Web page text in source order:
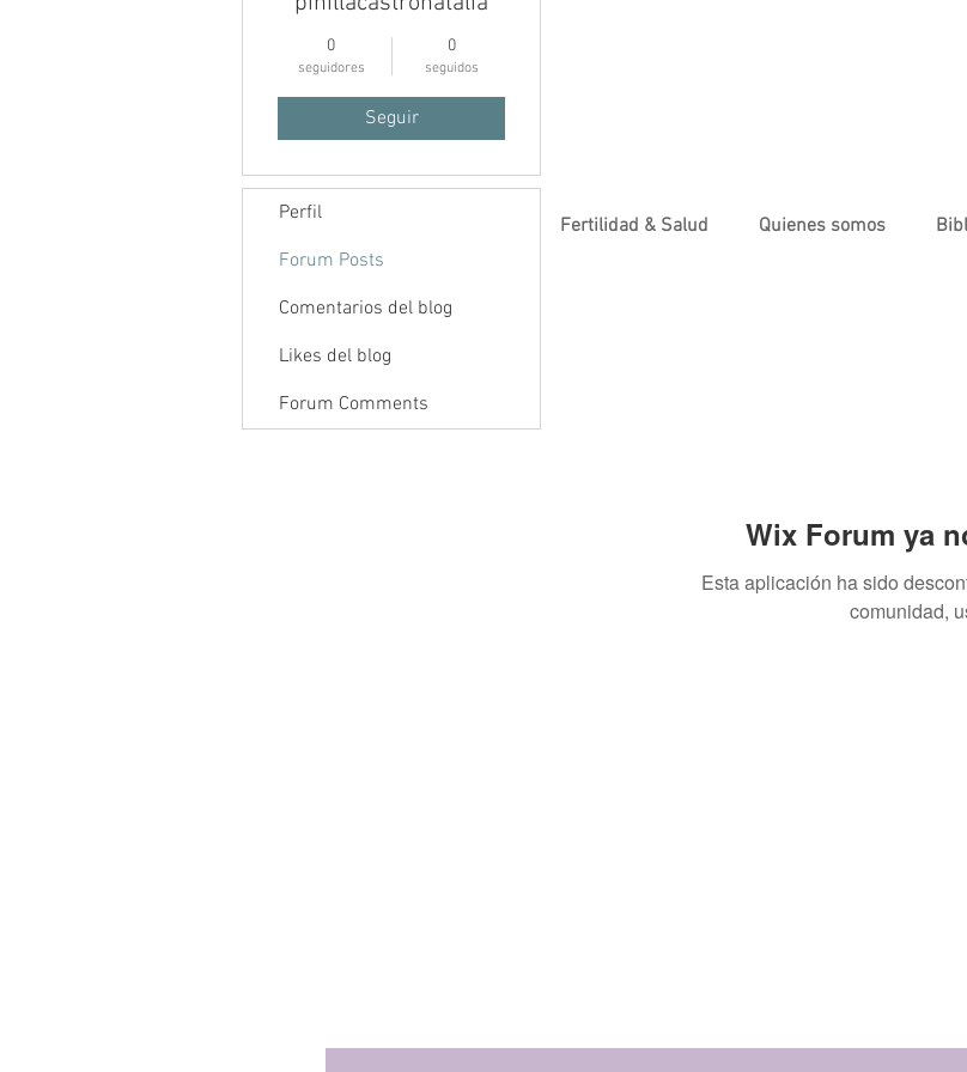
Fertilidad & Salud Quienes somos
Wix Forum ya
Esta aplicación ha sido
comunidad,
0
seguidores
0
seguidos
Seguir
Perfil
Forum Posts
Comentarios del blog
Likes del blog
Forum Comments